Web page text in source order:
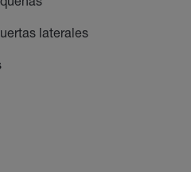
laterales